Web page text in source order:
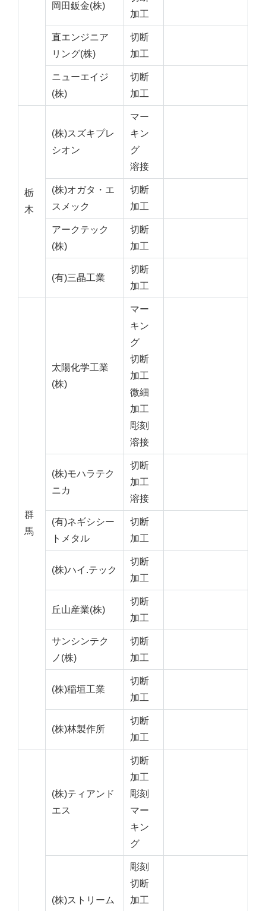
岡田鈑金(株)
加工
直エンジニア
リング(株)
切断
加工
ニューエイジ
(株)
切断
加工
栃
木
(株)スズキプレ
シオン
マー
キン
グ
溶接
(株)オガタ・エ
スメック
切断
加工
アークテック
(株)
切断
加工
(有)三晶工業
切断
加工
群
馬
太陽化学工業
(株)
マー
キン
グ
切断
加工
微細
加工
彫刻
溶接
(株)モハラテク
ニカ
切断
加工
溶接
(有)ネギシシー
トメタル
切断
加工
(株)ハイ.テック
切断
加工
丘山産業(株)
切断
加工
サンシンテク
ノ(株)
切断
加工
(株)稲垣工業
切断
加工
(株)林製作所
切断
加工
(株)ティアンド
エス
切断
加工
彫刻
マー
キン
グ
(株)ストリーム
彫刻
切断
加工